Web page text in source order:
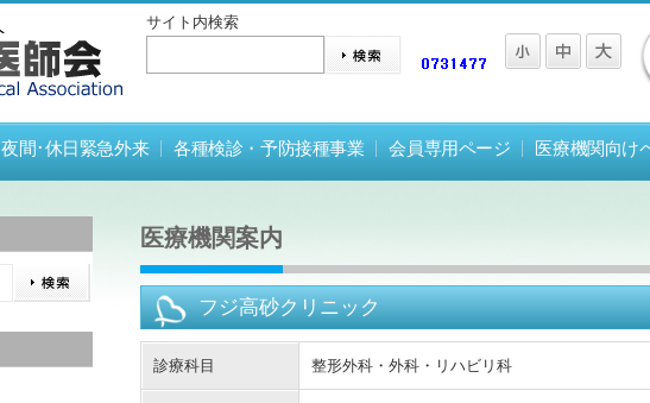
サイト内検索
夜間･休日緊急外来 各種検診・予防接種事業 会員専用ページ 医療機関向け
医療機関案内
フジ高砂クリニック
診療科目 整形外科・外科・リハビリ科